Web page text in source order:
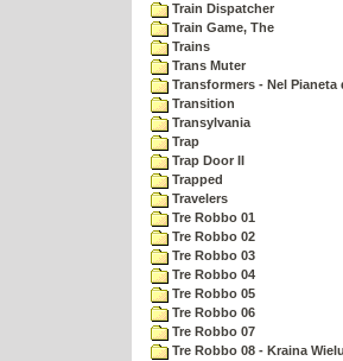
Train Dispatcher
Train Game, The
Trains
Trans Muter
Transformers - Nel Pianeta
Transition
Transylvania
Trap
Trap Door II
Trapped
Travelers
Tre Robbo 01
Tre Robbo 02
Tre Robbo 03
Tre Robbo 04
Tre Robbo 05
Tre Robbo 06
Tre Robbo 07
Tre Robbo 08 - Kraina